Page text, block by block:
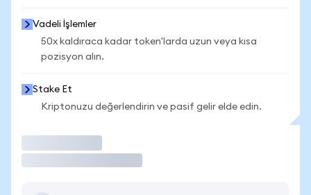
Vadeli İşlemler
50x kaldıraca kadar token'larda uzun veya kısa
pozisyon alın.
Stake Et
Kriptonuzu değerlendirin ve pasif gelir elde edin.